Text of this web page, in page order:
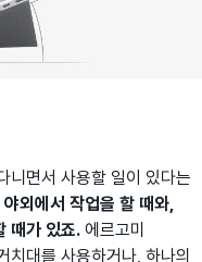
니면서 사용할 일이 있다는
야외에서 작업을 할 때와,
때가 있죠. 에르고미
치대를 사용하거나, 하나의